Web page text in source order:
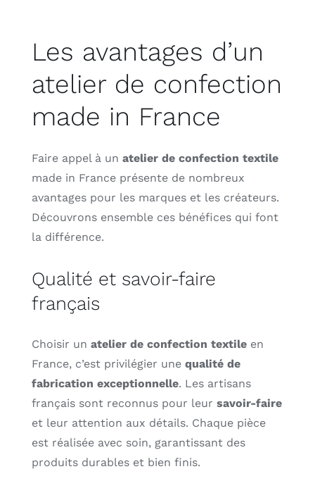
Les avantages d’un
atelier de confection
made in France
Faire appel à un atelier de confection textile
made in France présente de nombreux
avantages pour les marques et les créateurs.
Découvrons ensemble ces bénéfices qui font
la différence.
Qualité et savoir-faire
français
Choisir un atelier de confection textileen
France, c’est privilégier une qualité de
fabrication exceptionnelle. Les artisans
français sont reconnus pour leur savoir-faire
et leur attention aux détails. Chaque pièce
est réalisée avec soin, garantissant des
produits durables et bien finis.